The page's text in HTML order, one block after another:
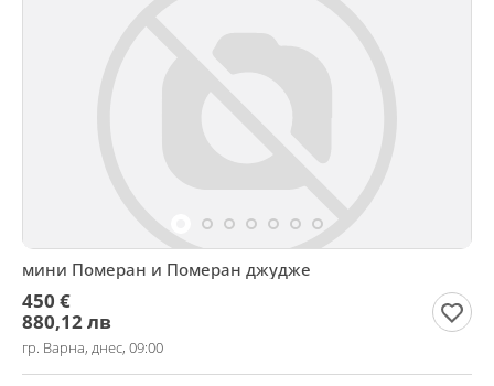
мини Померан и Померан джудже
450 €
880,12 лв
гр. Варна, днес, 09:00